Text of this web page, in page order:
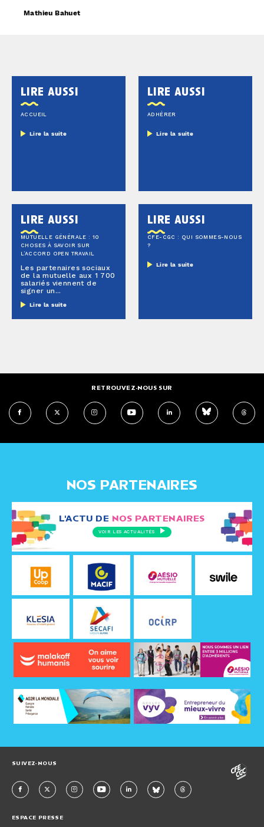
Mathieu Bahuet
lire aussi
ACCUEIL
Lire la suite
lire aussi
ADHÉRER
Lire la suite
lire aussi
MUTUELLE GÉNÉRALE : 10
CHOSES À SAVOIR SUR
L’ACCORD OPEN TRAVAIL
Les partenaires sociaux
de la mutuelle aux 1 700
salariés viennent de
signer un...
Lire la suite
lire aussi
CFE-CGC : QUI SOMMES-NOUS
?
Lire la suite
RETROUVEZ-NOUS SUR
NOS PARTENAIRES
L'ACTU DE NOS PARTENAIRES
VOIR LES ACTUALITÉS
SUIVEZ-NOUS
ESPACE PRESSE